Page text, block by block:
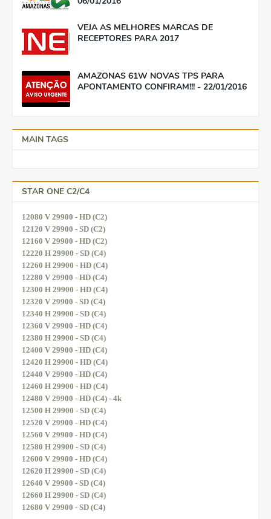
VEJA AS MELHORES MARCAS DE
RECEPTORES PARA 2017
AMAZONAS 61W NOVAS TPS PARA
APONTAMENTO CONFIRAM!!! - 22/01/2016
MAIN TAGS
STAR ONE C2/C4
12080 V 29900 - HD (C2)
12120 V 29900 - SD (C2)
12160 V 29900 - HD (C2)
12220 H 29900 - SD (C4)
12260 H 29900 - HD (C4)
12280 V 29900 - HD (C4)
12300 H 29900 - HD (C4)
12320 V 29900 - SD (C4)
12340 H 29900 - SD (C4)
12360 V 29900 - HD (C4)
12380 H 29900 - SD (C4)
12400 V 29900 - HD (C4)
12420 H 29900 - HD (C4)
12440 V 29900 - HD (C4)
12460 H 29900 - HD (C4)
12480 V 29900 - HD (C4) - 4k
12500 H 29900 - SD (C4)
12520 V 29900 - HD (C4)
12560 V 29900 - HD (C4)
12580 H 29900 - SD (C4)
12600 V 29900 - HD (C4)
12620 H 29900 - SD (C4)
12640 V 29900 - SD (C4)
12660 H 29900 - SD (C4)
12680 V 29900 - SD (C4)